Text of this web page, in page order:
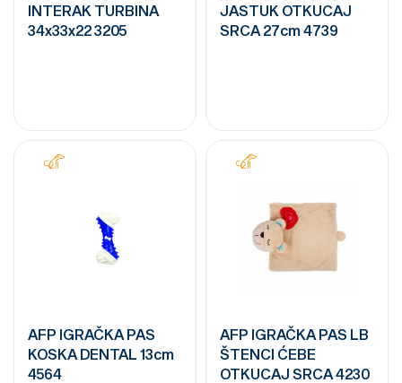
INTERAK TURBINA
34x33x22 3205
JASTUK OTKUCAJ
SRCA 27cm 4739
AFP IGRAČKA PAS
KOSKA DENTAL 13cm
4564
AFP IGRAČKA PAS LB
ŠTENCI ĆEBE
OTKUCAJ SRCA 4230